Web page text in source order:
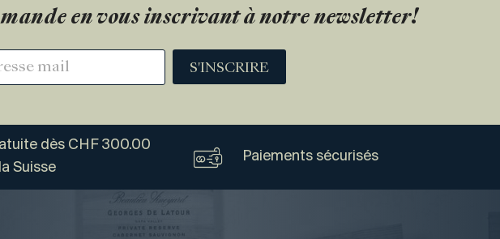
en vous inscrivant à notre newsletter!
S'INSCRIRE
dès CHF 300.00
Suisse
Paiements sécurisés
Vogel
Vins